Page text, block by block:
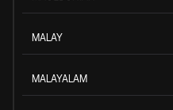
MALAY
MALAYALAM